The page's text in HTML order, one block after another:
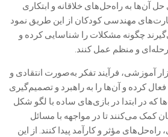
آن‌ها به راه‌حل‌های خلاقانه و ابتکاری
مهندسی کودکان از این طریق نمود
چگونه مشکلات را شناسایی کرده و
و منظم عمل کنند.
آموزشی، فرآیند تفکر به‌صورت انتقادی و
کرده و آن‌ها را به راهبرد و تصمیم‌گیری
که در ابتدا در بازی‌های ساده با لگو شکل
کمک می‌کنند تا در مواجهه با مسائل
مؤثر و کارآمد پیدا کنند. از این